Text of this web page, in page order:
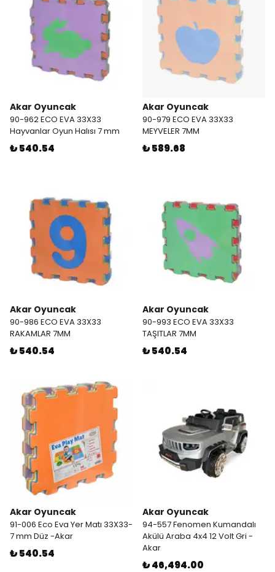
Akar Oyuncak
90-962 ECO EVA 33X33
Hayvanlar Oyun Halısı 7 mm
₺ 540.54
Akar Oyuncak
90-979 ECO EVA 33X33
MEYVELER 7MM
₺ 589.68
Akar Oyuncak
90-986 ECO EVA 33X33
RAKAMLAR 7MM
₺ 540.54
Akar Oyuncak
90-993 ECO EVA 33X33
TAŞITLAR 7MM
₺ 540.54
Akar Oyuncak
91-006 Eco Eva Yer Matı 33X33-
7 mm Düz -Akar
₺ 540.54
Akar Oyuncak
94-557 Fenomen Kumandalı
Akülü Araba 4x4 12 Volt Gri -
Akar
₺ 46,494.00